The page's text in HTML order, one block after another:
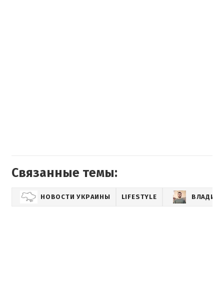
Связанные темы:
НОВОСТИ УКРАИНЫ LIFESTYLE